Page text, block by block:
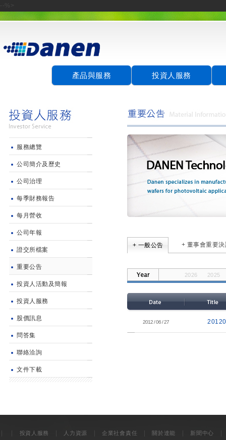
產品與服務 投資人服務
服務總覽
公司簡介及歷史
公司治理
每季財務報告
每月營收
公司年報
證交所檔案
重要公告
投資人活動及簡報
投資人服務
股價訊息
問答集
聯絡洽詢
文件下載
+ 一般公告 + 董事會重要決
2026 2025
2012 / 06 / 27
投資人服務 人力資源 |企業社會責任 關於達能 新聞中心